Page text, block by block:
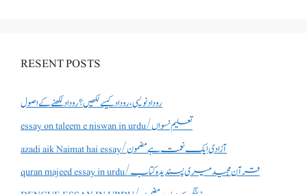
RESENT POSTS
روداد نویسی ،روداد کیسے لکھیں؟ روداد لکھنے کے اصول
essay on taleem e niswan in urdu/تعلیم نسواں
azadi aik Naimat hai essay/آزادی ایک نعمت ہے مضمون
quran majeed essay in urdu/قرآن مجید میری پسندیدہ کتاب